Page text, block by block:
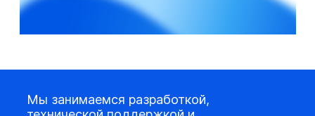
Мы занимаемся разработкой,